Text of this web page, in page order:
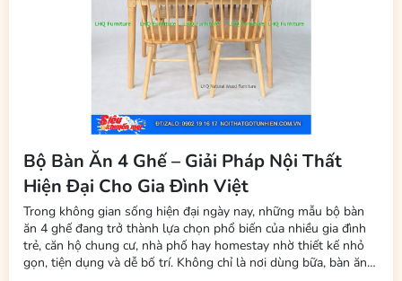
Bộ Bàn Ăn 4 Ghế – Giải Pháp Nội Thất
Hiện Đại Cho Gia Đình Việt
Trong không gian sống hiện đại ngày nay, những mẫu bộ bàn
ăn 4 ghế đang trở thành lựa chọn phổ biến của nhiều gia đình
trẻ, căn hộ chung cư, nhà phố hay homestay nhờ thiết kế nhỏ
gọn, tiện dụng và dễ bố trí. Không chỉ là nơi dùng bữa, bàn ăn